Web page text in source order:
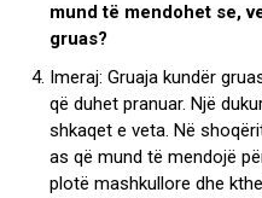
mund të mendohet se,
gruas?
Imeraj: Gruaja kundër
që duhet pranuar. Një
shkaqet e veta. Në
as që mund të mendojë
plotë mashkullore dhe